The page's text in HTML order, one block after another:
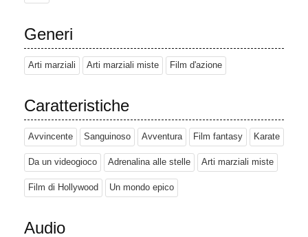
Generi
Arti marziali Arti marziali miste Film d'azione
Caratteristiche
Avvincente Sanguinoso Avventura Film fantasy Karate
Da un videogioco Adrenalina alle stelle Arti marziali miste
Film di Hollywood Un mondo epico
Audio